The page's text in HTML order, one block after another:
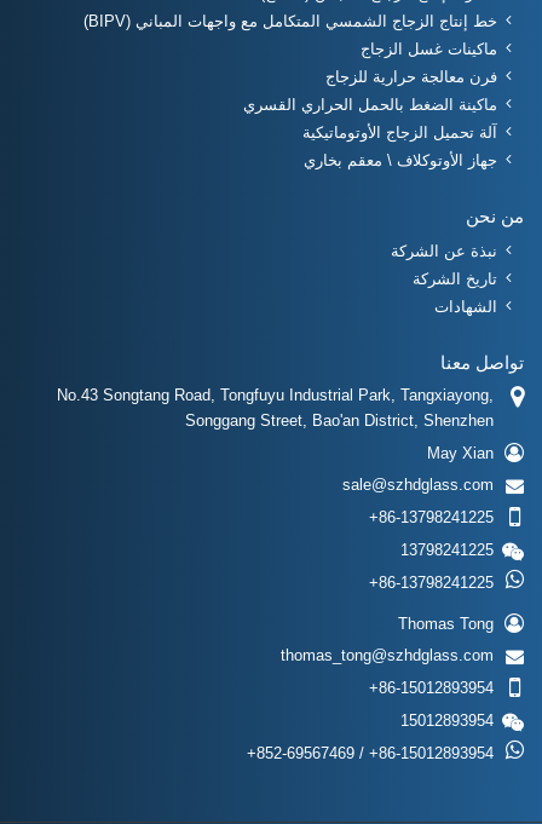
خط إنتاج الزجاج الشمسي المتكامل مع واجهات المباني (BIPV)
ماكينات غسل الزجاج
فرن معالجة حرارية للزجاج
ماكينة الضغط بالحمل الحراري القسري
آلة تحميل الزجاج الأوتوماتيكية
جهاز الأوتوكلاف \ معقم بخاري
من نحن
نبذة عن الشركة
تاريخ الشركة
الشهادات
تواصل معنا
No.43 Songtang Road, Tongfuyu Industrial Park, Tangxiayong,
Songgang Street, Bao'an District, Shenzhen
May Xian
sale@szhdglass.com
+86-13798241225
13798241225
+86-13798241225
Thomas Tong
thomas_tong@szhdglass.com
+86-15012893954
15012893954
+852-69567469 / +86-15012893954